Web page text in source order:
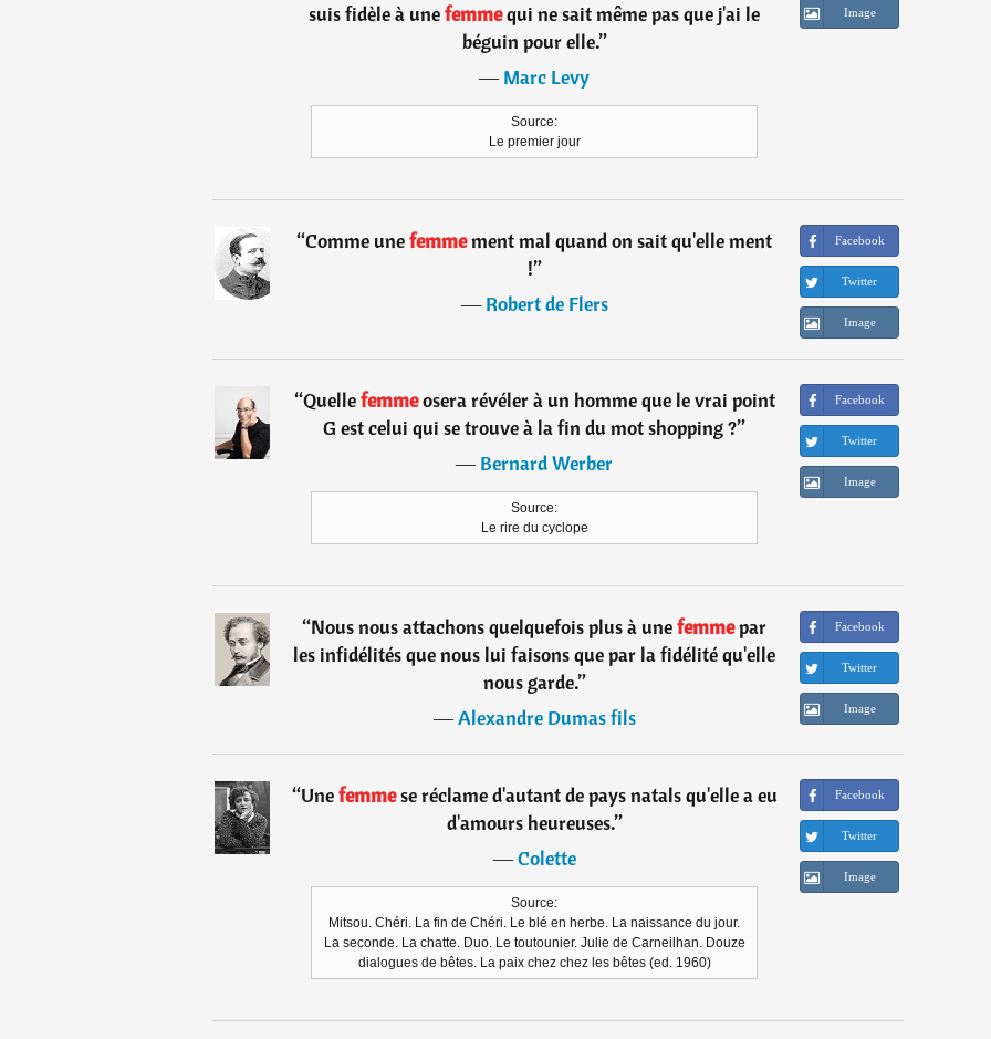
suis fidèle à unefemmequi ne sait même pas que j'ai le
béguin pour elle.”
―Marc Levy
Source:
Le premier jour
Image
“Comme unefemmement mal quand on sait qu'elle ment
!”
―Robert de Flers
Facebook
Twitter
Image
“Quellefemmeosera révéler à un homme que le vrai point
G est celui qui se trouve à la fin du mot shopping ?”
―Bernard Werber
Source:
Le rire du cyclope
Facebook
Twitter
Image
“Nous nous attachons quelquefois plus à unefemmepar
les infidélités que nous lui faisons que par la fidélité qu'elle
nous garde.”
―Alexandre Dumas fils
Facebook
Twitter
Image
“Unefemmese réclame d'autant de pays natals qu'elle a eu
d'amours heureuses.”
―Colette
Source:
Mitsou. Chéri. La fin de Chéri. Le blé en herbe. La naissance du jour.
La seconde. La chatte. Duo. Le toutounier. Julie de Carneilhan. Douze
dialogues de bêtes. La paix chez chez les bêtes (ed. 1960)
Facebook
Twitter
Image